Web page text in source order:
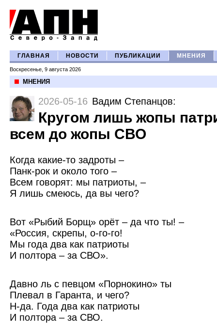
ГЛАВНАЯ НОВОСТИ ПУБЛИКАЦИИ МНЕНИЯ
Воскресенье, 9 августа 2026
МНЕНИЯ
2026-05-16 Вадим Степанцов:
Кругом лишь жопы
всем до жопы СВО
Когда какие-то задроты –
Панк-рок и около того –
Всем говорят: мы патриоты, –
Я лишь смеюсь, да вы чего?
Вот «Рыбий Борщ» орёт – да что ты! –
«Россия, скрепы, о-го-го!
Мы года два как патриоты
И полтора – за СВО».
Давно ль с певцом «Порнокино» ты
Плевал в Гаранта, и чего?
Н-да. Года два как патриоты
И полтора – за СВО.